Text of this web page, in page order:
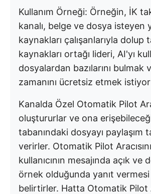
Kullanım Örneği: Örneğin, İK
kanalı, belge ve dosya isteyen
kaynakları çalışanlarıyla dolup
kaynakları ortağı lideri, AI'yı
dosyalardan bazılarını bulmak
zamanını ücretsiz etmek istiyor
Kanalda Özel Otomatik Pilot
oluştururlar ve ona
tabanındaki dosyayı paylaşım
verirler. Otomatik Pilot
kullanıcının mesajında açık
örnek olduğunda yanıt
belirtirler. Hatta Otomatik Pilot